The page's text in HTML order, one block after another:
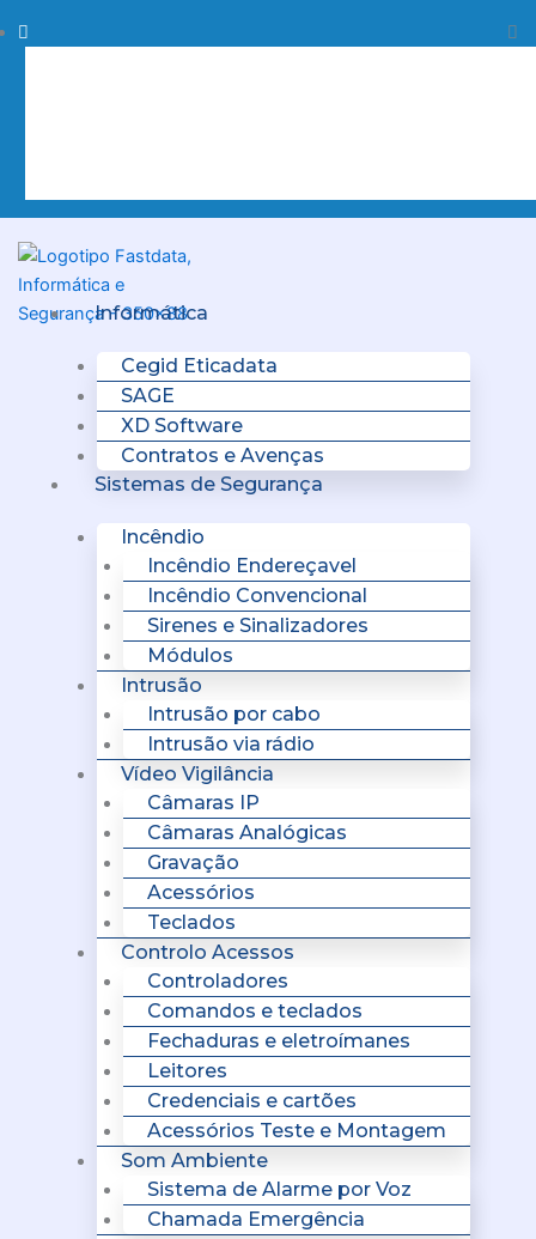
to
Procurar
Informática
Cegid Eticadata
SAGE
XD Software
Contratos e Avenças
Sistemas de Segurança
Incêndio
Incêndio Endereçavel
Incêndio Convencional
Sirenes e Sinalizadores
Módulos
Intrusão
Intrusão por cabo
Intrusão via rádio
Vídeo Vigilância
Câmaras IP
Câmaras Analógicas
Gravação
Acessórios
Teclados
Controlo Acessos
Controladores
Comandos e teclados
Fechaduras e eletroímanes
Leitores
Credenciais e cartões
Acessórios Teste e Montagem
Som Ambiente
Sistema de Alarme por Voz
Chamada Emergência
Menu